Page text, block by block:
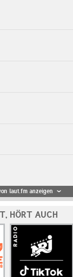
laut.fm anzeigen
HÖRT AUCH